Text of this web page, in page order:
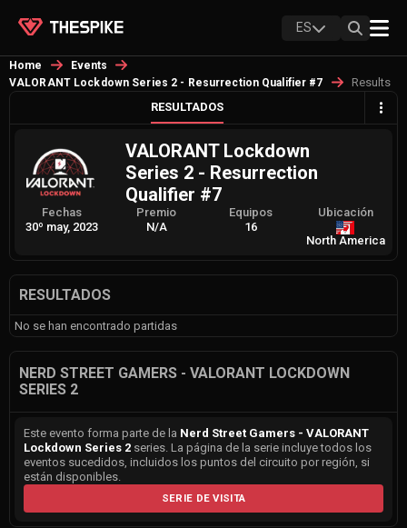
ES
Home
Events
VALORANT Lockdown Series 2 - Resurrection Qualifier #7
Results
RESULTADOS
VALORANT Lockdown
Series 2 - Resurrection
Qualifier #7
Fechas
30º may, 2023
Premio
N/A
Equipos
16
Ubicación
North America
RESULTADOS
No se han encontrado partidas
NERD STREET GAMERS - VALORANT LOCKDOWN
SERIES 2
Este evento forma parte de la Nerd Street Gamers - VALORANT
Lockdown Series 2 series. La página de la serie incluye todos los
eventos sucedidos, incluidos los puntos del circuito por región, si
están disponibles.
SERIE DE VISITA